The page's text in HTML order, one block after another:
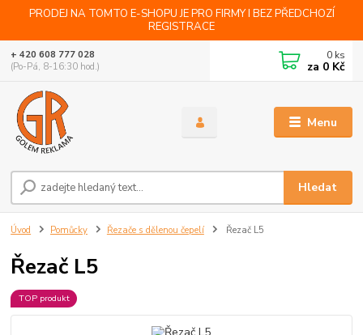
PRODEJ NA TOMTO E-SHOPU JE PRO FIRMY I BEZ PŘEDCHOZÍ
REGISTRACE
Menu
Hledat
+ 420 608 777 028
(Po-Pá, 8-16:30 hod.)
0 ks
za 0 Kč
Úvod Pomůcky Řezače s dělenou čepelí Řezač L5
Řezač L5
TOP produkt